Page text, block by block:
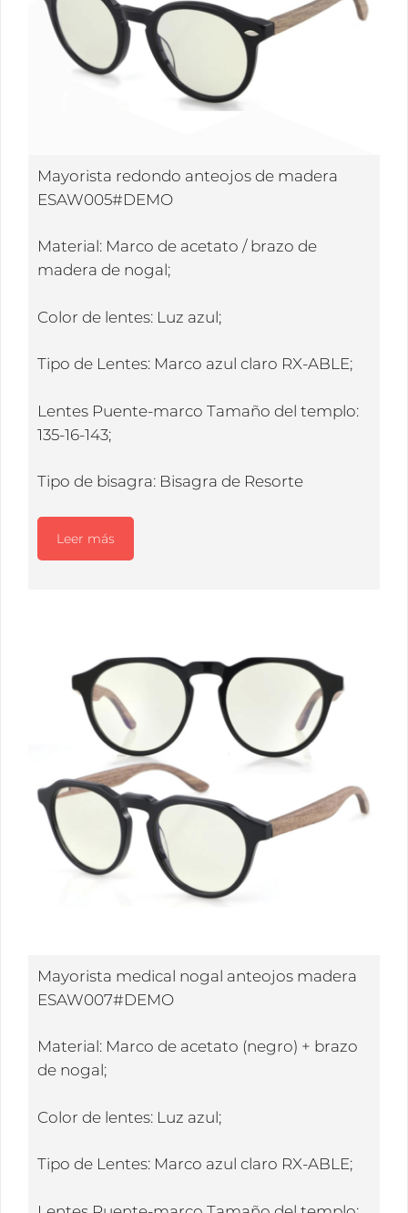
Mayorista redondo anteojos de madera
ESAW005#DEMO
Material: Marco de acetato / brazo de
madera de nogal;
Color de lentes: Luz azul;
Tipo de Lentes: Marco azul claro RX-ABLE;
Lentes Puente-marco Tamaño del templo:
135-16-143;
Tipo de bisagra: Bisagra de Resorte
Leer más
Mayorista medical nogal anteojos madera
ESAW007#DEMO
Material: Marco de acetato (negro) + brazo
de nogal;
Color de lentes: Luz azul;
Tipo de Lentes: Marco azul claro RX-ABLE;